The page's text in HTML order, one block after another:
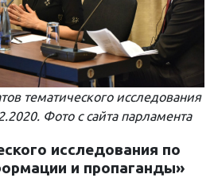
тематического исследования
Фото с сайта парламента
исследования по
и пропаганды»